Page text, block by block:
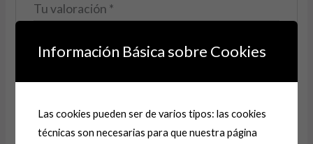
Tu valoración *
Información Básica sobre Cookies
Las cookies pueden ser de varios tipos: las cookies
técnicas son necesarias para que nuestra página